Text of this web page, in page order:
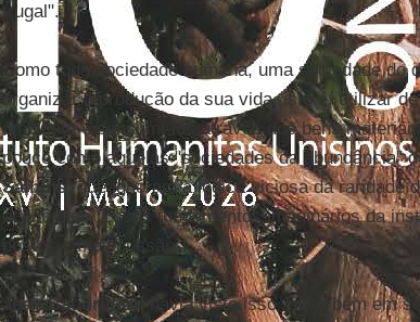
frugal".
Como toda sociedade humana, uma sociedade
organizar a produção da sua vida, isto é, utilizar
ambiente e consumi-los através dos bens
pouco como aquelas "sociedades da abundância"
Salhins , que ignoram a lógica viciosa da raridade
econômico. Esses fundamentos imaginários da
postos em discussão.
Jean Baudrillard havia visto isso muito bem em